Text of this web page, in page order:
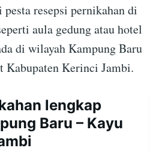
pesta resepsi pernikahan di
aula gedung atau hotel
di wilayah Kampung Baru
Kabupaten Kerinci Jambi.
lengkap
Baru – Kayu